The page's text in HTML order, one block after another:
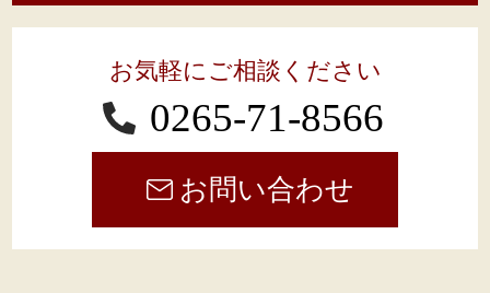
お気軽にご相談ください
0265-71-8566
お問い合わせ